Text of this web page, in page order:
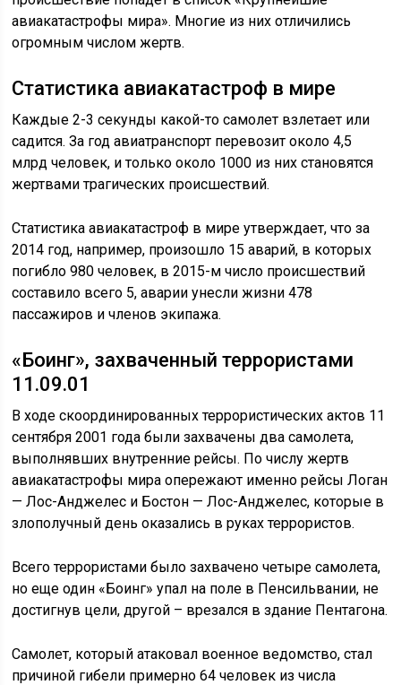
авиакатастрофы мира». Многие из них отличились
огромным числом жертв.
Статистика авиакатастроф в мире
Каждые 2-3 секунды какой-то самолет взлетает или
садится. За год авиатранспорт перевозит около 4,5
млрд человек, и только около 1000 из них становятся
жертвами трагических происшествий.
Статистика авиакатастроф в мире утверждает, что за
2014 год, например, произошло 15 аварий, в которых
погибло 980 человек, в 2015-м число происшествий
составило всего 5, аварии унесли жизни 478
пассажиров и членов экипажа.
«Боинг», захваченный террористами
11.09.01
В ходе скоординированных террористических актов 11
сентября 2001 года были захвачены два самолета,
выполнявших внутренние рейсы. По числу жертв
авиакатастрофы мира опережают именно рейсы Логан
— Лос-Анджелес и Бостон — Лос-Анджелес, которые в
злополучный день оказались в руках террористов.
Всего террористами было захвачено четыре самолета,
но еще один «Боинг» упал на поле в Пенсильвании, не
достигнув цели, другой – врезался в здание Пентагона.
Самолет, который атаковал военное ведомство, стал
причиной гибели примерно 64 человек из числа